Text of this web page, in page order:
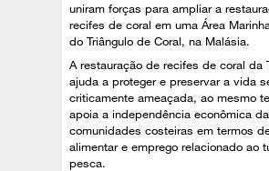
uniram forças para ampliar a
recifes de coral em uma Área
do Triângulo de Coral, na Malásia.
A restauração de recifes de coral da
ajuda a proteger e preservar a vida
criticamente ameaçada, ao mesmo
apoia a independência econômica
comunidades costeiras em termos
alimentar e emprego relacionado ao
pesca.